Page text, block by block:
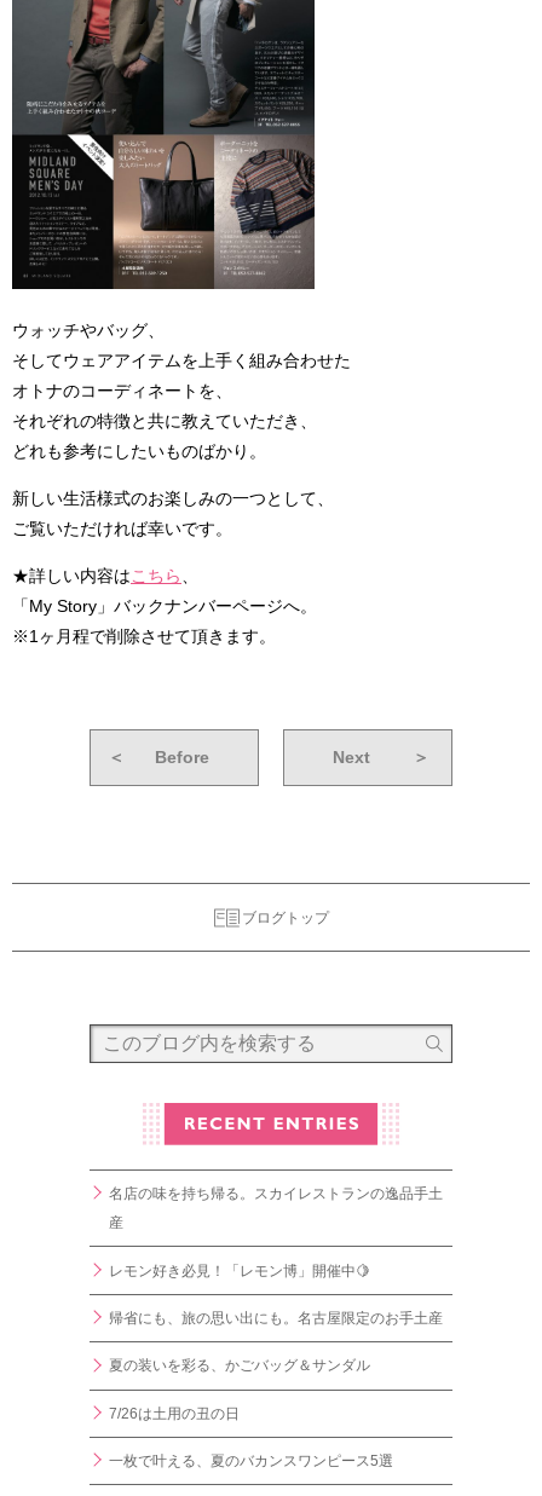
ウォッチやバッグ、
そしてウェアアイテムを上手く組み合わせた
オトナのコーディネートを、
それぞれの特徴と共に教えていただき、
どれも参考にしたいものばかり。
新しい生活様式のお楽しみの一つとして、
ご覧いただければ幸いです。
★詳しい内容はこちら
「My Story」バックナンバーページへ。
※1ヶ月程で削除させて頂きます。
＜ Before Next ＞
ブログトップ
名店の味を持ち帰る。スカイレストランの逸品手土
産
レモン好き必見！「レモン博」開催中🍋
帰省にも、旅の思い出にも。名古屋限定のお手土産
夏の装いを彩る、かごバッグ＆サンダル
7/26は土用の丑の日
一枚で叶える、夏のバカンスワンピース5選